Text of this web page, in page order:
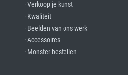
· Verkoop je kunst
· Kwaliteit
· Beelden van ons werk
· Accessoires
· Monster bestellen